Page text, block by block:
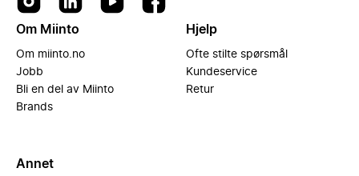
Om Miinto
Om miinto.no
Jobb
Bli en del av Miinto
Brands
Hjelp
Ofte stilte spørsmål
Kundeservice
Retur
Annet